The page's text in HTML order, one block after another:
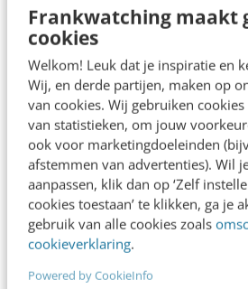
Frankwatching maakt
cookies
Welkom! Leuk dat je inspiratie en
Wij, en derde partijen, maken op
van cookies. Wij gebruiken
van statistieken, om jouw
ook voor marketingdoeleinden
afstemmen van advertenties). Wil
aanpassen, klik dan op ‘Zelf
cookies toestaan’ te klikken, ga je
gebruik van alle cookies zoals
cookieverklaring.
Powered by CookieInfo
Het beheren en publiceren
Product Pages doe je niet
zelf, maar via App Store
platform voor
Mobile Measurement
Firebase, Adjust of Appsflyer,
ook integreren in bredere
zoals bij TikTok of Meta.
Custom Product Pages